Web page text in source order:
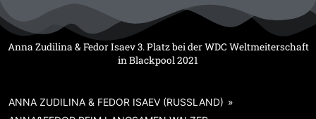
Inhalt
springen
Anna Zudilina & Fedor Isaev 3. Platz bei der WDC Weltmeiterschaft
in Blackpool 2021
ANNA ZUDILINA & FEDOR ISAEV (RUSSLAND) »